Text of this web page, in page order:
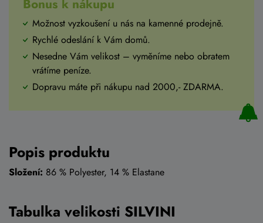
Bonus k nákupu
Možnost vyzkoušení u nás na kamenné prodejně.
Rychlé odeslání k Vám domů.
Nesedne Vám velikost – vyměníme nebo obratem
vrátíme peníze.
Dopravu máte při nákupu nad 2000,- ZDARMA.
Popis produktu
Složení: 86 % Polyester, 14 % Elastane
Tabulka velikosti SILVINI